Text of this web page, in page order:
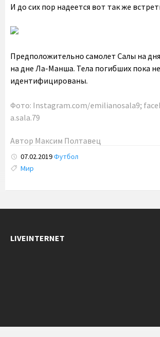
И до сих пор надеется вот так же
Предположительно самолет Салы на
на дне Ла-Манша. Тела погибших пока не
идентифицированы.
Фото: Instagram.com/emilianosala9;
a.sala.79
Автор Максим Полтавец
07.02.2019Футбол
Tags:
Мир
LIVEINTERNET